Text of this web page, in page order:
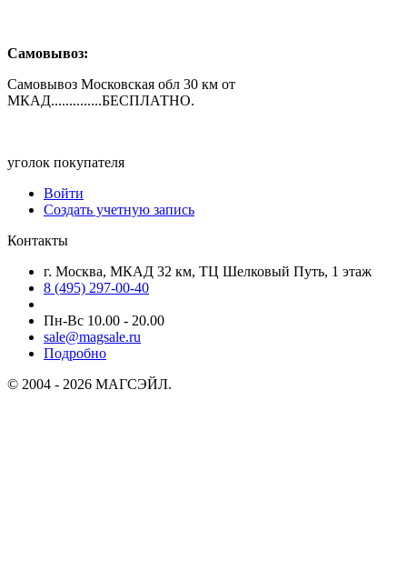
Самовывоз:
Самовывоз Московская обл 30 км от
МКАД..............БЕСПЛАТНО.
уголок покупателя
Войти
Создать учетную запись
Контакты
г. Москва, МКАД 32 км, ТЦ Шелковый Путь, 1 этаж
8 (495) 297-00-40
Пн-Вс 10.00 - 20.00
sale@magsale.ru
Подробно
© 2004 - 2026 МАГСЭЙЛ.